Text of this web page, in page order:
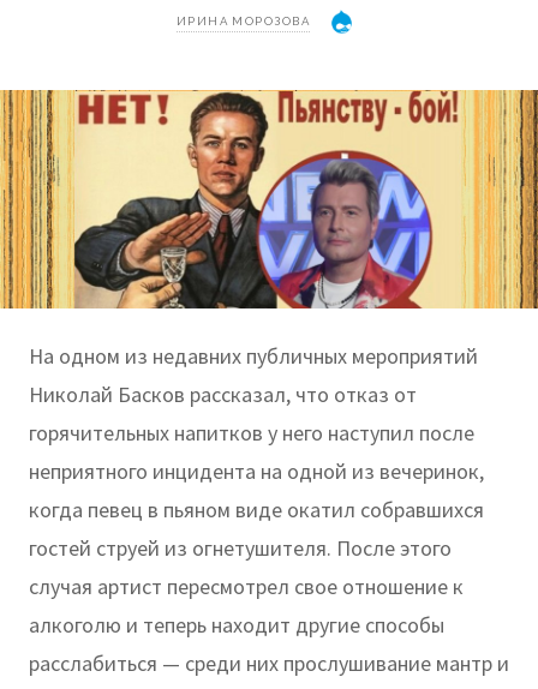
ИРИНА МОРОЗОВА
​​​​​​​На одном из недавних публичных мероприятий
Николай Басков рассказал, что отказ от
горячительных напитков у него наступил после
неприятного инцидента на одной из вечеринок,
когда певец в пьяном виде окатил собравшихся
гостей струей из огнетушителя. После этого
случая артист пересмотрел свое отношение к
алкоголю и теперь находит другие способы
расслабиться — среди них прослушивание мантр и